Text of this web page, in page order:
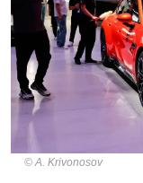
A. Krivonosov